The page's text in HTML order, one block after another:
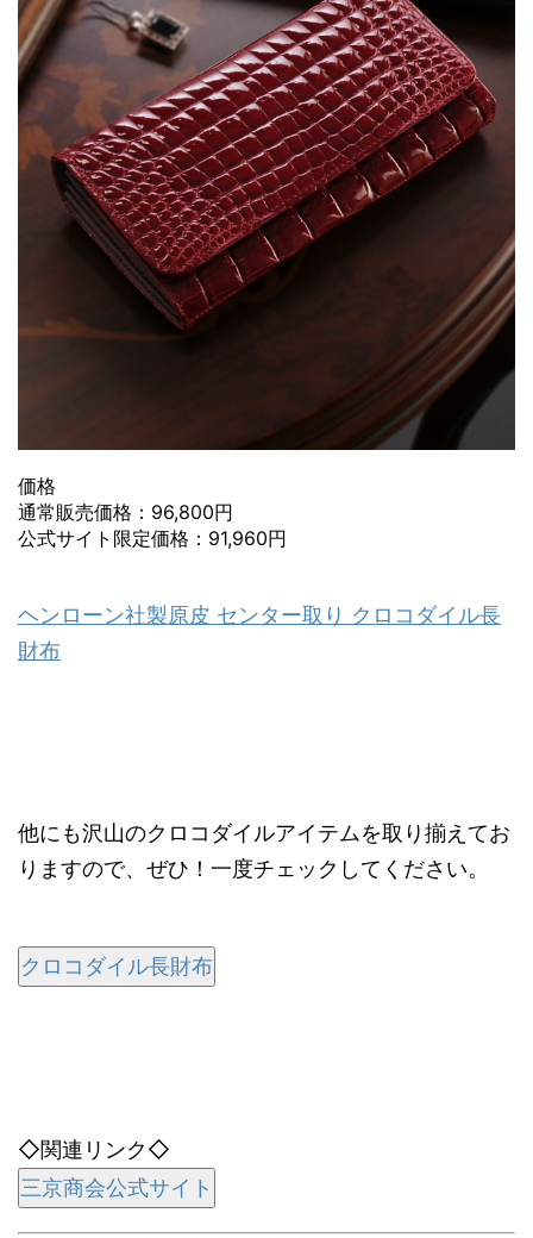
価格
通常販売価格：96,800円
公式サイト限定価格：91,960円
ヘンローン社製原皮 センター取り クロコダイル長
財布
他にも沢山のクロコダイルアイテムを取り揃えてお
りますので、ぜひ！一度チェックしてください。
クロコダイル長財布
◇関連リンク◇
三京商会公式サイト